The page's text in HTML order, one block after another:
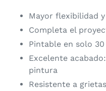
Mayor flexibilidad
Completa el
Pintable en solo
Excelente
pintura
Resistente a grietas